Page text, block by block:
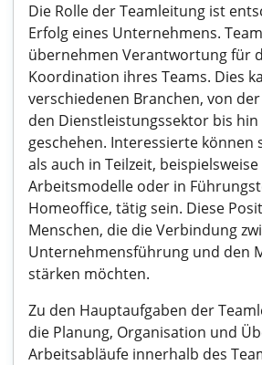
Die Rolle der Teamleitung ist
Erfolg eines Unternehmens.
übernehmen Verantwortung für
Koordination ihres Teams. Dies
verschiedenen Branchen, von
den Dienstleistungssektor bis hin
geschehen. Interessierte können
als auch in Teilzeit,
Arbeitsmodelle oder in
Homeoffice, tätig sein. Diese
Menschen, die die Verbindung
Unternehmensführung und den
stärken möchten.
Zu den Hauptaufgaben der
die Planung, Organisation und
Arbeitsabläufe innerhalb des